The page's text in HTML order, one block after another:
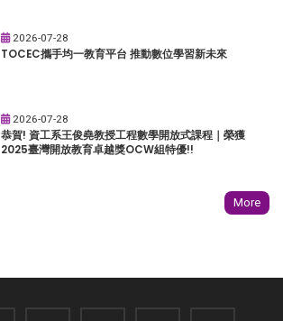
2026-07-28
TOCEC攜手均一教育平台 推動數位學習新未來
2026-07-28
恭賀! 資工系王俊堯教授工程數學開放式課程｜榮獲
2025臺灣開放教育卓越獎OCW組特優!!
More